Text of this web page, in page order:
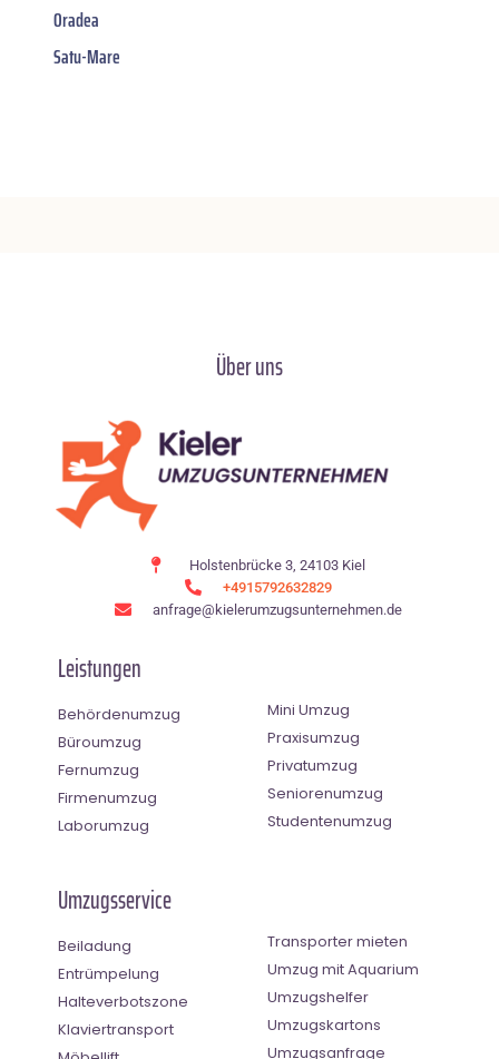
Oradea
Satu-Mare
Über uns
Holstenbrücke 3, 24103 Kiel
+4915792632829
anfrage@kielerumzugsunternehmen.de
Leistungen
Behördenumzug
Büroumzug
Fernumzug
Firmenumzug
Laborumzug
Mini Umzug
Praxisumzug
Privatumzug
Seniorenumzug
Studentenumzug
Umzugsservice
Beiladung
Entrümpelung
Halteverbotszone
Klaviertransport
Transporter mieten
Umzug mit Aquarium
Umzugshelfer
Umzugskartons
Umzugsanfrage